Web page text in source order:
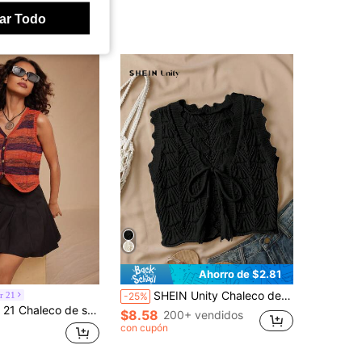
21
para mujer, primavera y verano, estilo rapper, top de otoño, cárdigan de otoño, suéter de Halloween, suéter de Navidad
Ahorro de $2.81
-25% SHEIN Unity Chaleco de punto sin mangas con cordones y diseño calado de unicolor dulce para mujer, para otoño/invierno
$8.58 200+ vendidos
con cupón
Todo